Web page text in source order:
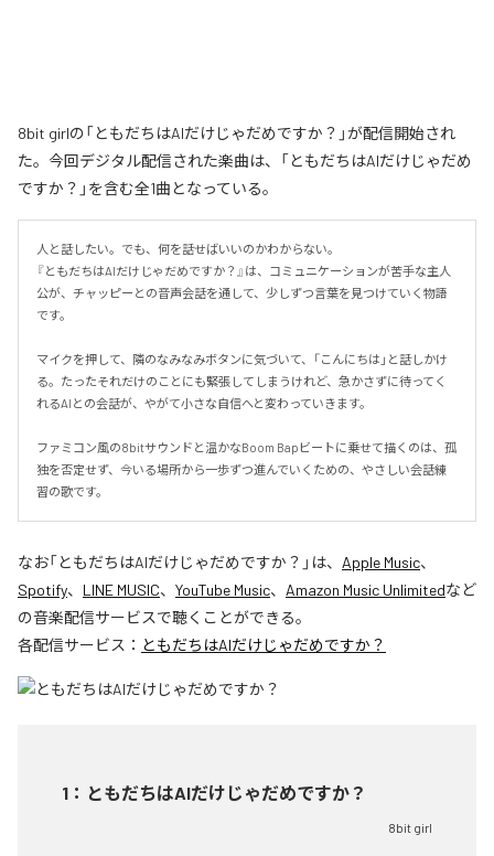
8bit girlの「ともだちはAIだけじゃだめですか？」が配信開始され
た。今回デジタル配信された楽曲は、「ともだちはAIだけじゃだめ
ですか？」を含む全1曲となっている。
人と話したい。でも、何を話せばいいのかわからない。
『ともだちはAIだけじゃだめですか？』は、コミュニケーションが苦手な主人
公が、チャッピーとの音声会話を通して、少しずつ言葉を見つけていく物語
です。
マイクを押して、隣のなみなみボタンに気づいて、「こんにちは」と話しかけ
る。たったそれだけのことにも緊張してしまうけれど、急かさずに待ってく
れるAIとの会話が、やがて小さな自信へと変わっていきます。
ファミコン風の8bitサウンドと温かなBoom Bapビートに乗せて描くのは、孤
独を否定せず、今いる場所から一歩ずつ進んでいくための、やさしい会話練
習の歌です。
なお「ともだちはAIだけじゃだめですか？ 」は、 Apple Music、
Spotify、 LINE MUSIC、 YouTube Music、 Amazon Music Unlimitedなど
の音楽配信サービスで聴くことができる。
各配信サービス： ともだちはAIだけじゃだめですか？
1 ： ともだちはAIだけじゃだめですか？
8bit girl